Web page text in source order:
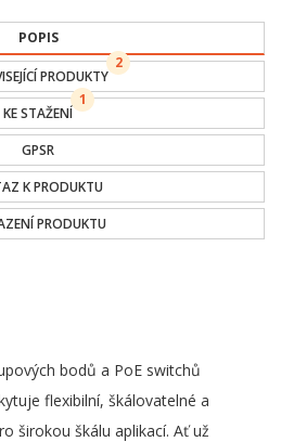
POPIS
PRODUKTY
2
KE STAŽENÍ
1
GPSR
K PRODUKTU
PRODUKTU
bodů a PoE switchů
flexibilní, škálovatelné a
širokou škálu aplikací. Ať už